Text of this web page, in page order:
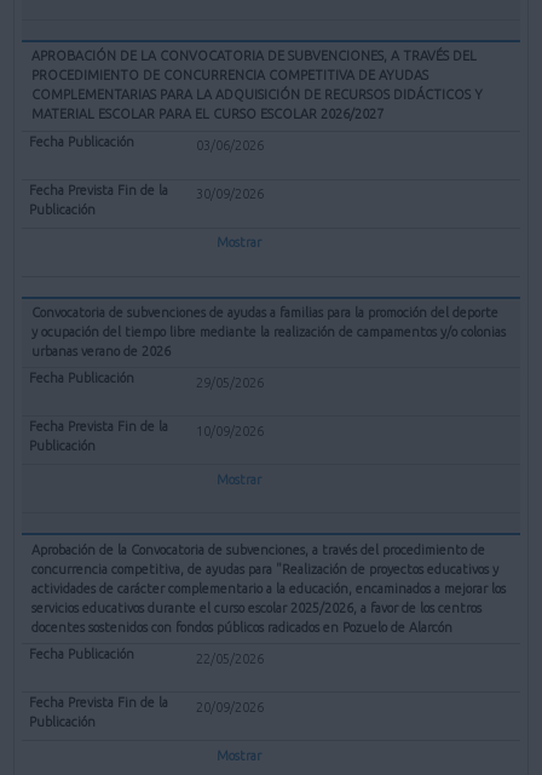
APROBACIÓN DE LA CONVOCATORIA DE SUBVENCIONES, A TRAVÉS DEL
PROCEDIMIENTO DE CONCURRENCIA COMPETITIVA DE AYUDAS
COMPLEMENTARIAS PARA LA ADQUISICIÓN DE RECURSOS DIDÁCTICOS Y
MATERIAL ESCOLAR PARA EL CURSO ESCOLAR 2026/2027
03/06/2026
30/09/2026
Mostrar
Convocatoria de subvenciones de ayudas a familias para la promoción del deporte
y ocupación del tiempo libre mediante la realización de campamentos y/o colonias
urbanas verano de 2026
29/05/2026
10/09/2026
Mostrar
Aprobación de la Convocatoria de subvenciones, a través del procedimiento de
concurrencia competitiva, de ayudas para "Realización de proyectos educativos y
actividades de carácter complementario a la educación, encaminados a mejorar los
servicios educativos durante el curso escolar 2025/2026, a favor de los centros
docentes sostenidos con fondos públicos radicados en Pozuelo de Alarcón
22/05/2026
20/09/2026
Mostrar